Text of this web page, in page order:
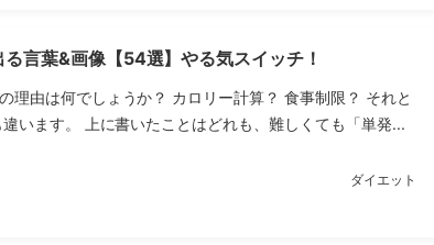
言葉&画像【54選】やる気スイッチ！
理由は何でしょうか？ カロリー計算？ 食事制限？ それと
います。 上に書いたことはどれも、難しくても「単発...
ダイエット